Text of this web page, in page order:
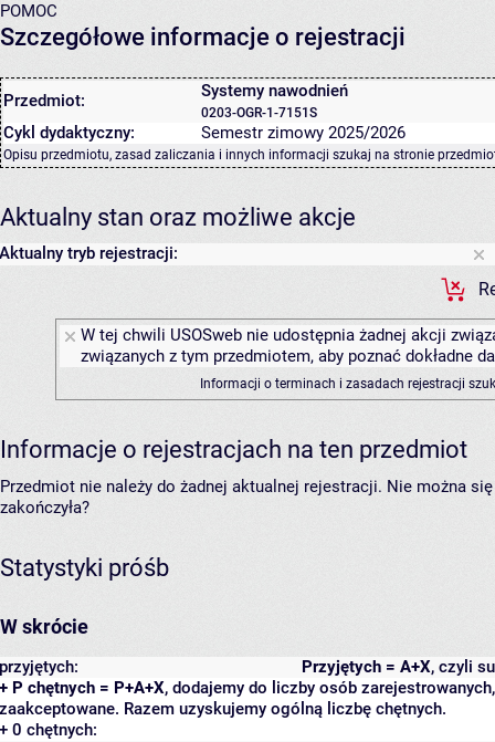
POMOC
Szczegółowe informacje o rejestracji
Przedmiot: Systemy nawodnień
0203-OGR-1-7151S
Cykl dydaktyczny: Semestr zimowy 2025/2026
Opisu przedmiotu, zasad zaliczania i innych informacji szukaj na stronie
Aktualny stan oraz możliwe akcje
Aktualny tryb rejestracji:
W tej chwili USOSweb nie udostępnia żadnej akcji
związanych z tym przedmiotem, aby poznać dokładne
Informacji o terminach i zasadach rejestracji
Informacje o rejestracjach na ten przedmiot
Przedmiot nie należy do żadnej aktualnej rejestracji. Nie można
zakończyła?
Statystyki próśb
W skrócie
Przyjętych = A+X, czyli
przyjętych:
+ P chętnych = P+A+X, dodajemy do liczby osób
zaakceptowane. Razem uzyskujemy ogólną liczbę chętnych.
+ 0 chętnych: